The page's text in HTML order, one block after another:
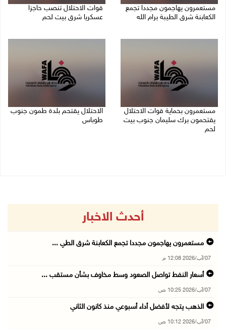
مستعمرون يهاجمون مجددا تجمع
الكعابنة شرق الطيبة برام الله
قوات الاحتلال تنصب حاجزا
عسكريا شرق بيت لحم
مستعمرون بحماية قوات الاحتلال
يقتحمون برك سليمان جنوب بيت
لحم
الاحتلال يقتحم بلدة طمون جنوب
طوباس
أحدث الاخبار
مستعمرون يهاجمون مجددا تجمع الكعابنة شرق الطي ...
07/آب/2026 12:08 م
أسعار النفط تواصل الصعود وسط مخاوف بشأن مستقب ...
07/آب/2026 10:25 ص
الذهب يتجه لأفضل أداء أسبوعي منذ كانون الثاني
07/آب/2026 10:12 ص